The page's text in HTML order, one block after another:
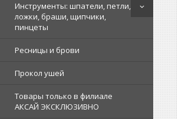
Инструменты: шпатели, петли,
ложки, браши, щипчики,
пинцеты
Ресницы и брови
Прокол ушей
Товары только в филиале
АКСАЙ ЭКСКЛЮЗИВНО